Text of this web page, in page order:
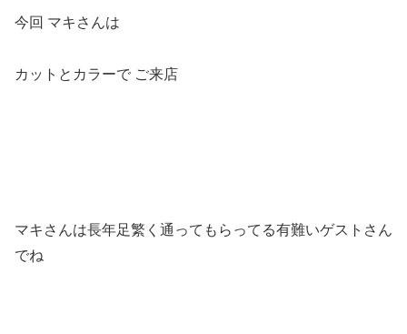
今回 マキさんは
カットとカラーで ご来店
マキさんは長年足繁く通ってもらってる有難いゲストさん
でね